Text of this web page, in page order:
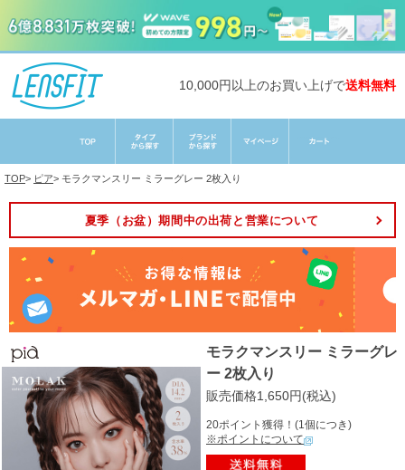
10,000円以上のお買い上げで送料無料
TOP> ピア> モラクマンスリー ミラーグレー 2枚入り
夏季（お盆）期間中の出荷と営業について
モラクマンスリー ミラーグレ
ー 2枚入り
販売価格1,650円(税込)
20ポイント獲得！(1個につき)
※ポイントについて